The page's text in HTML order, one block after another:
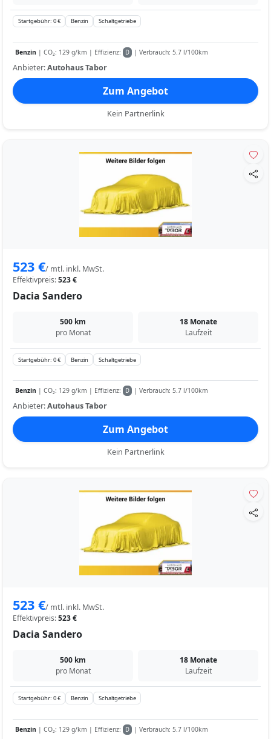
Startgebühr: 0 € Benzin Schaltgetriebe
Benzin | CO₂: 129 g/km | Effizienz: D | Verbrauch: 5.7 l/100km
Anbieter:Autohaus Tabor
Zum Angebot
Kein Partnerlink
523 €/ mtl. inkl. MwSt.
Effektivpreis:523 €
Dacia Sandero
500 km
pro Monat
18 Monate
Laufzeit
Startgebühr: 0 € Benzin Schaltgetriebe
Benzin | CO₂: 129 g/km | Effizienz: D | Verbrauch: 5.7 l/100km
Anbieter:Autohaus Tabor
Zum Angebot
Kein Partnerlink
523 €/ mtl. inkl. MwSt.
Effektivpreis:523 €
Dacia Sandero
500 km
pro Monat
18 Monate
Laufzeit
Startgebühr: 0 € Benzin Schaltgetriebe
Benzin | CO₂: 129 g/km | Effizienz: D | Verbrauch: 5.7 l/100km